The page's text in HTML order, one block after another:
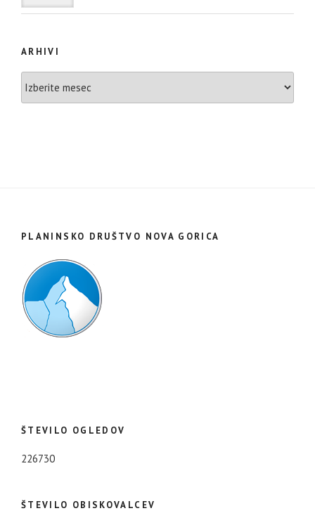
ARHIVI
PLANINSKO DRUŠTVO NOVA GORICA
ŠTEVILO OGLEDOV
226730
ŠTEVILO OBISKOVALCEV